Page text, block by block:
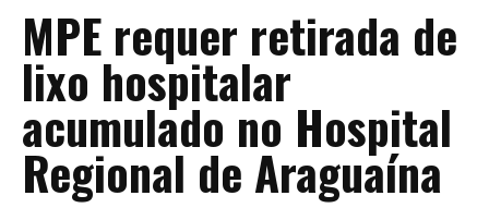
MPE requer retirada de
lixo hospitalar
acumulado no Hospital
Regional de Araguaína